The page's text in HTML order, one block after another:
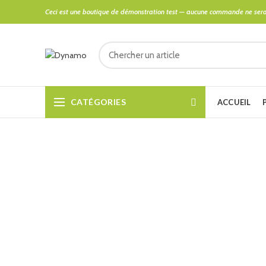
Ceci est une boutique de démonstration test — aucune commande ne
CATÉGORIES ACCUEIL